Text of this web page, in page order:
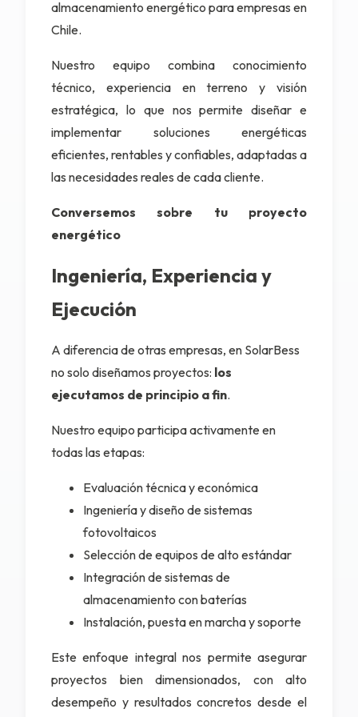
almacenamiento energético para empresas en
Chile.
Nuestro equipo combina conocimiento
técnico, experiencia en terreno y visión
estratégica, lo que nos permite diseñar e
implementar soluciones energéticas
eficientes, rentables y confiables, adaptadas a
las necesidades reales de cada cliente.
Conversemos sobre tu proyecto
energético
Ingeniería, Experiencia y
Ejecución
A diferencia de otras empresas, en SolarBess
no solo diseñamos proyectos: los
ejecutamos de principio a fin.
Nuestro equipo participa activamente en
todas las etapas:
Evaluación técnica y económica
Ingeniería y diseño de sistemas
fotovoltaicos
Selección de equipos de alto estándar
Integración de sistemas de
almacenamiento con baterías
Instalación, puesta en marcha y soporte
Este enfoque integral nos permite asegurar
proyectos bien dimensionados, con alto
desempeño y resultados concretos desde el